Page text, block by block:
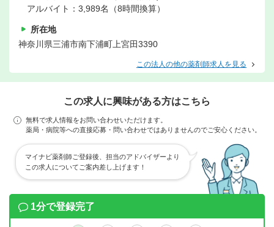
アルバイト：3,989名（8時間換算）
所在地
神奈川県三浦市南下浦町上宮田3390
この法人の他の薬剤師求人を見る
この求人に興味がある方はこちら
無料で求人情報をお問い合わせいただけます。
薬局・病院等への直接応募・問い合わせではありませんのでご安心ください。
マイナビ薬剤師ご登録後、担当のアドバイザーより
この求人についてご案内差し上げます！
1分で登録完了